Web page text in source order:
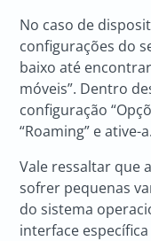
No caso de
configurações do
baixo até
móveis”. Dentro
configuração
“Roaming” e ative-a.
Vale ressaltar que
sofrer pequenas
do sistema
interface